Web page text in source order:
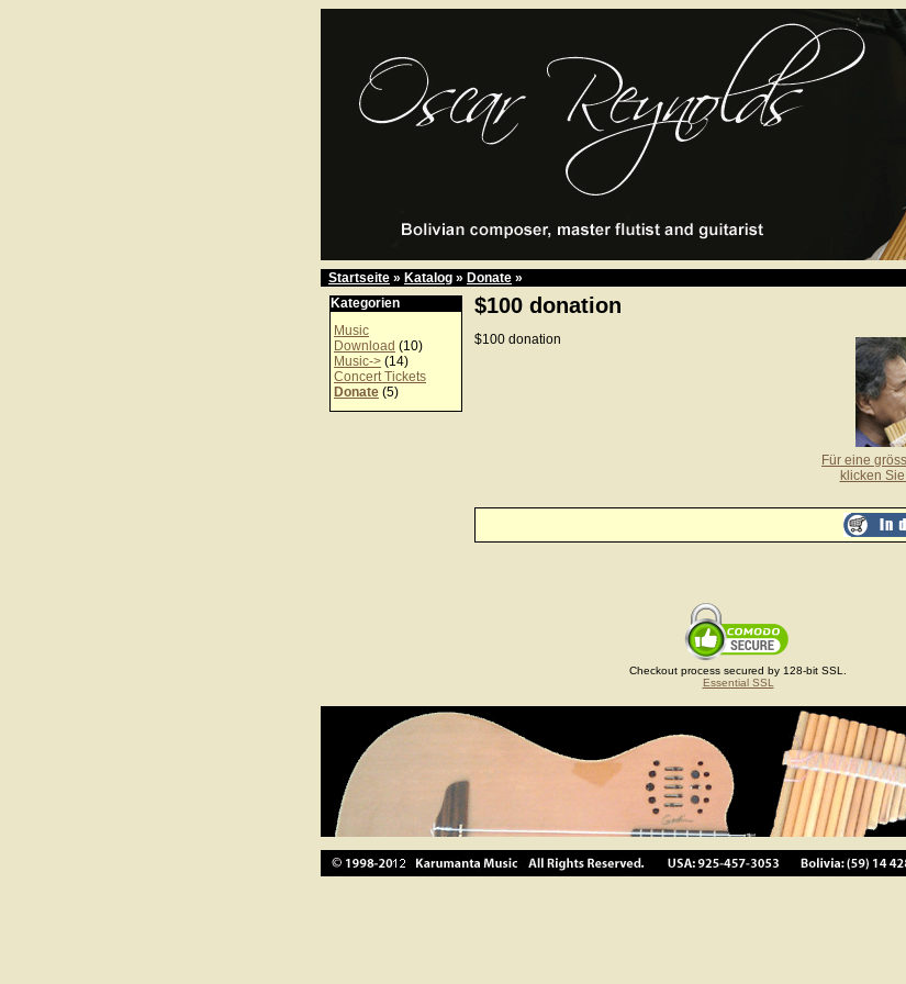
Startseite » Katalog » Donate »
Kategorien
Music
Download (10)
Music-> (14)
Concert Tickets
Donate (5)
$100 donation
Für eine
klicken
$100 donation
Checkout process secured by 128-bit SSL.
Essential SSL